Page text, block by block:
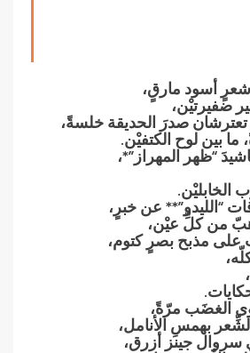
شعرٍ أسود مارقٍ،
ضفيرتيْن،
صدرَ الحديقة خلسةً،
ما بين لوح الكتفيْن.
“ظهر المهراز”*،
الخابليْن.
“الليدو”** عن خبرٍ،
هبّ من كلِّ عيْن،
مذبح بصرٍ كتوم،
الغضَب مرّةً،
بهمسِ الأنامل،
سروال جينز أزرق،